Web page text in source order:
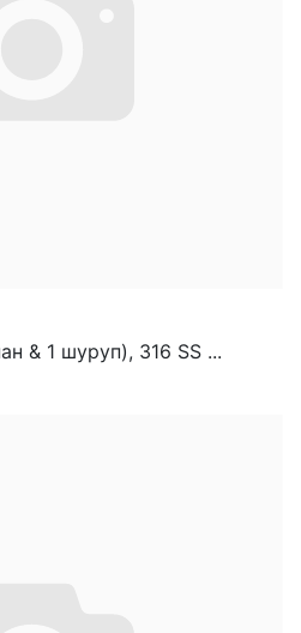
& 1 шуруп), 316 SS ...